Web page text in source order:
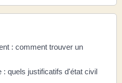
: comment trouver un
: quels justificatifs d'état civil